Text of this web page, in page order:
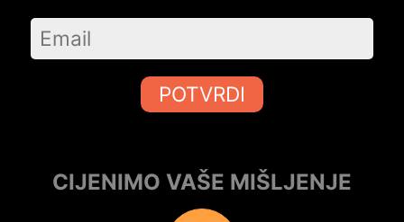
POTVRDI
CIJENIMO VAŠE MIŠLJENJE